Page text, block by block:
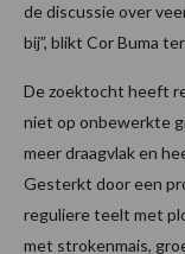
de discussie over
bij”, blikt Cor Buma
De zoektocht heeft
niet op onbewerkte
meer draagvlak en
Gesterkt door een
reguliere teelt met
met strokenmais,